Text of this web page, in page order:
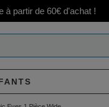
à partir de 60€ d'achat !